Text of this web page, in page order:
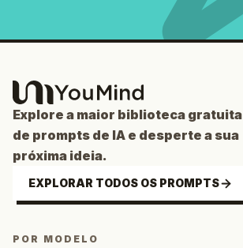
Explore a maior biblioteca gratuita
de prompts de IA e desperte a sua
próxima ideia.
EXPLORAR TODOS OS PROMPTS
POR MODELO